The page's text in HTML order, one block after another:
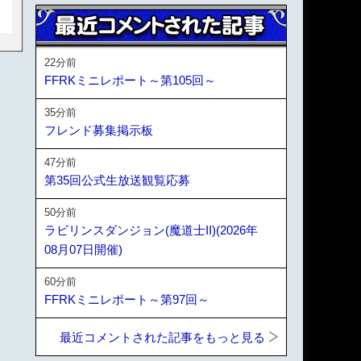
22分前
FFRKミニレポート～第105回～
35分前
フレンド募集掲示板
47分前
第35回公式生放送観覧応募
50分前
ラビリンスダンジョン(魔道士II)(2026年
08月07日開催)
60分前
FFRKミニレポート～第97回～
最近コメントされた記事をもっと見る